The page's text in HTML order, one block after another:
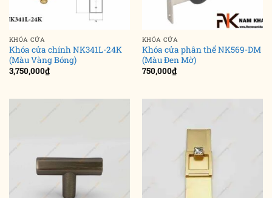
KHÓA CỬA
Khóa cửa chính NK341L-24K
(Màu Vàng Bóng)
3,750,000₫
KHÓA CỬA
Khóa cửa phân thể NK569-DM
(Màu Đen Mờ)
750,000₫